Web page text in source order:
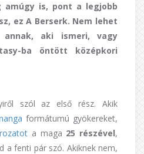
is, pont a legjobb
ez A Berserk. Nem lehet
annak, aki ismeri, vagy
ba öntött középkori
szól az első rész. Akik
formátumú gyökereket,
a maga 25 részével,
a fenti pár szó. Akiknek nem,